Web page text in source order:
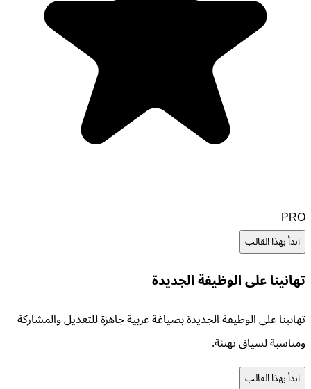
PRO
ابدأ بهذا القالب
تهانينا على الوظيفة الجديدة
تهانينا على الوظيفة الجديدة بصياغة عربية جاهزة للتعديل والمشاركة
ومناسبة لسياق تهنئة.
ابدأ بهذا القالب